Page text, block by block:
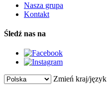
Nasza grupa
Kontakt
Śledź nas na
Zmień kraj/język